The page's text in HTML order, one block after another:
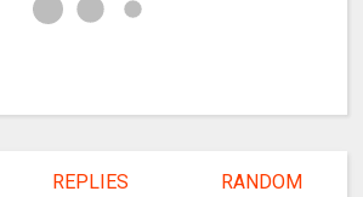
REPLIES RANDOM